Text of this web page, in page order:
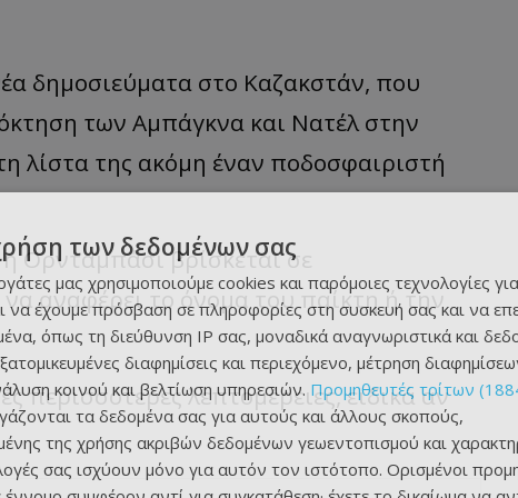
δημοσιεύματα στο Καζακστάν, που
των Αμπάγκνα και Νατέλ στην
λίστα της ακόμη έναν ποδοσφαιριστή
η Ορνταμπάσιβρίσκεται σε
αναφέρει το όνομα του παίκτη ή την
περισσότερες λεπτομέρειες, ειδικά αν
των δεδομένων σας
μας χρησιμοποιούμε cookies και παρόμοιες τεχνολογίες
να έχουμε πρόσβαση σε πληροφορίες στη συσκευή σας και να
όπως τη διεύθυνση IP σας, μοναδικά αναγνωριστικά και
διαφημίσεις και περιεχόμενο, μέτρηση
κοινού και βελτίωση υπηρεσιών.Προμηθευτές τρίτων
τα δεδομένα σας για αυτούς και άλλους σκοπούς,
της χρήσης ακριβών δεδομένων γεωεντοπισμού και
σας ισχύουν μόνο για αυτόν τον ιστότοπο. Ορισμένοι